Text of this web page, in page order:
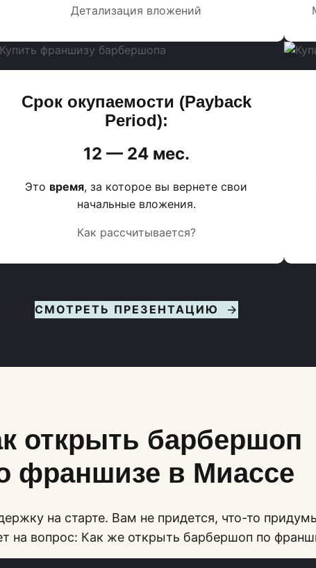
Детализация вложений
Срок окупаемости (Payback
Period):
12 — 24 мес.
Это время, за которое вы вернете свои
начальные вложения.
Как рассчитывается?
СМОТРЕТЬ ПРЕЗЕНТАЦИЮ
открыть барбершоп
франшизе в Миассе
на старте. Вам не придется, что-то
на вопрос: Как же открыть барбершоп по